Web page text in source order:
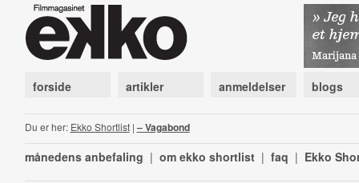
forside artikler anmeldelser blogs
Du er her: Ekko Shortlist| – Vagabond
månedens anbefaling | om ekko shortlist | faq | Ekko